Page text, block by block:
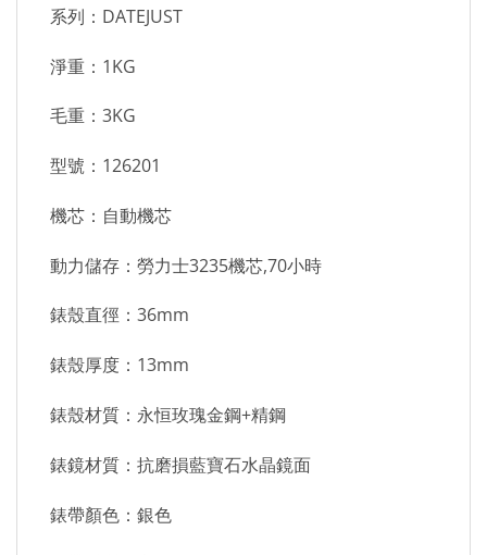
系列：DATEJUST
淨重：1KG
毛重：3KG
型號：126201
機芯：自動機芯
動力儲存：勞力士3235機芯,70小時
錶殼直徑：36mm
錶殼厚度：13mm
錶殼材質：永恒玫瑰金鋼+精鋼
錶鏡材質：抗磨損藍寶石水晶鏡面
錶帶顏色：銀色